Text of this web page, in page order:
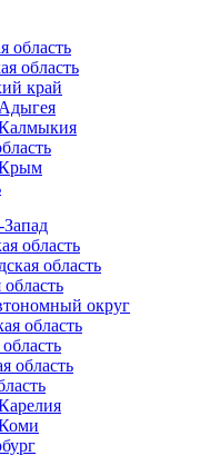
область
область
край
Крым
область
область
округ
область
область